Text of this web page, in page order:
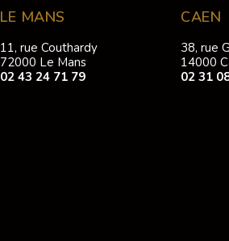
LE MANS
11, rue Couthardy
72000 Le Mans
02 43 24 71 79
CAEN
38, rue
14000
02 31